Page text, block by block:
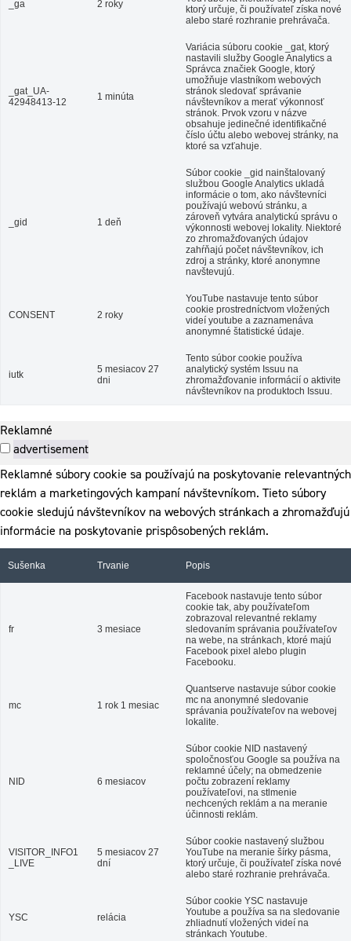
_ga 2 roky
ktorý určuje, či používateľ získa nové
alebo staré rozhranie prehrávača.
_gat_UA-
42948413-12
1 minúta
Variácia súboru cookie _gat, ktorý
nastavili služby Google Analytics a
Správca značiek Google, ktorý
umožňuje vlastníkom webových
stránok sledovať správanie
návštevníkov a merať výkonnosť
stránok. Prvok vzoru v názve
obsahuje jedinečné identifikačné
číslo účtu alebo webovej stránky, na
ktoré sa vzťahuje.
_gid 1 deň
Súbor cookie _gid nainštalovaný
službou Google Analytics ukladá
informácie o tom, ako návštevníci
používajú webovú stránku, a
zároveň vytvára analytickú správu o
výkonnosti webovej lokality. Niektoré
zo zhromažďovaných údajov
zahŕňajú počet návštevníkov, ich
zdroj a stránky, ktoré anonymne
navštevujú.
CONSENT 2 roky
YouTube nastavuje tento súbor
cookie prostredníctvom vložených
videí youtube a zaznamenáva
anonymné štatistické údaje.
iutk
5 mesiacov 27
dni
Tento súbor cookie používa
analytický systém Issuu na
zhromažďovanie informácií o aktivite
návštevníkov na produktoch Issuu.
Reklamné
advertisement
Reklamné súbory cookie sa používajú na poskytovanie relevantných
reklám a marketingových kampaní návštevníkom. Tieto súbory
cookie sledujú návštevníkov na webových stránkach a zhromažďujú
informácie na poskytovanie prispôsobených reklám.
Sušenka Trvanie Popis
fr 3 mesiace
Facebook nastavuje tento súbor
cookie tak, aby používateľom
zobrazoval relevantné reklamy
sledovaním správania používateľov
na webe, na stránkach, ktoré majú
Facebook pixel alebo plugin
Facebooku.
mc 1 rok 1 mesiac
Quantserve nastavuje súbor cookie
mc na anonymné sledovanie
správania používateľov na webovej
lokalite.
NID 6 mesiacov
Súbor cookie NID nastavený
spoločnosťou Google sa používa na
reklamné účely; na obmedzenie
počtu zobrazení reklamy
používateľovi, na stlmenie
nechcených reklám a na meranie
účinnosti reklám.
VISITOR_INFO1
_LIVE
5 mesiacov 27
dní
Súbor cookie nastavený službou
YouTube na meranie šírky pásma,
ktorý určuje, či používateľ získa nové
alebo staré rozhranie prehrávača.
YSC relácia
Súbor cookie YSC nastavuje
Youtube a používa sa na sledovanie
zhliadnutí vložených videí na
stránkach Youtube.